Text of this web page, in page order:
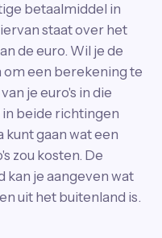
betaalmiddel in
staat over het
de euro. Wil je de
om een berekening te
je euro's in die
in beide richtingen
kunt gaan wat een
zou kosten. De
kan je aangeven wat
uit het buitenland is.